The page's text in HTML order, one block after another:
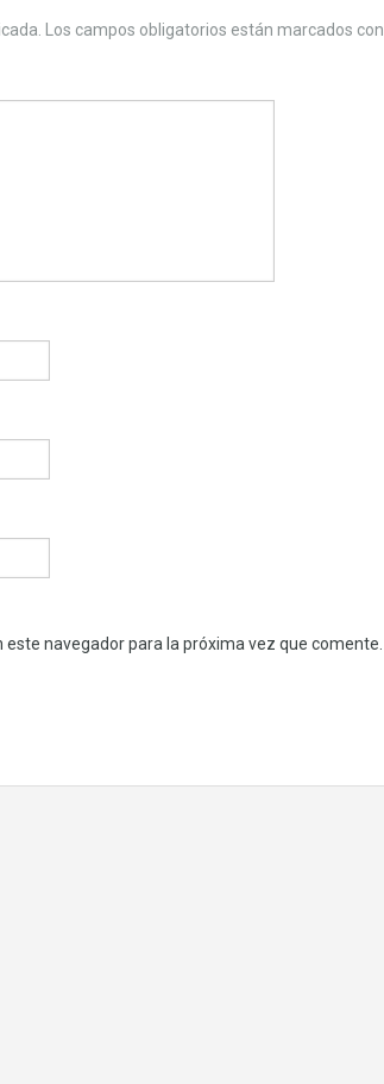
Los campos obligatorios están marcados con
navegador para la próxima vez que comente.